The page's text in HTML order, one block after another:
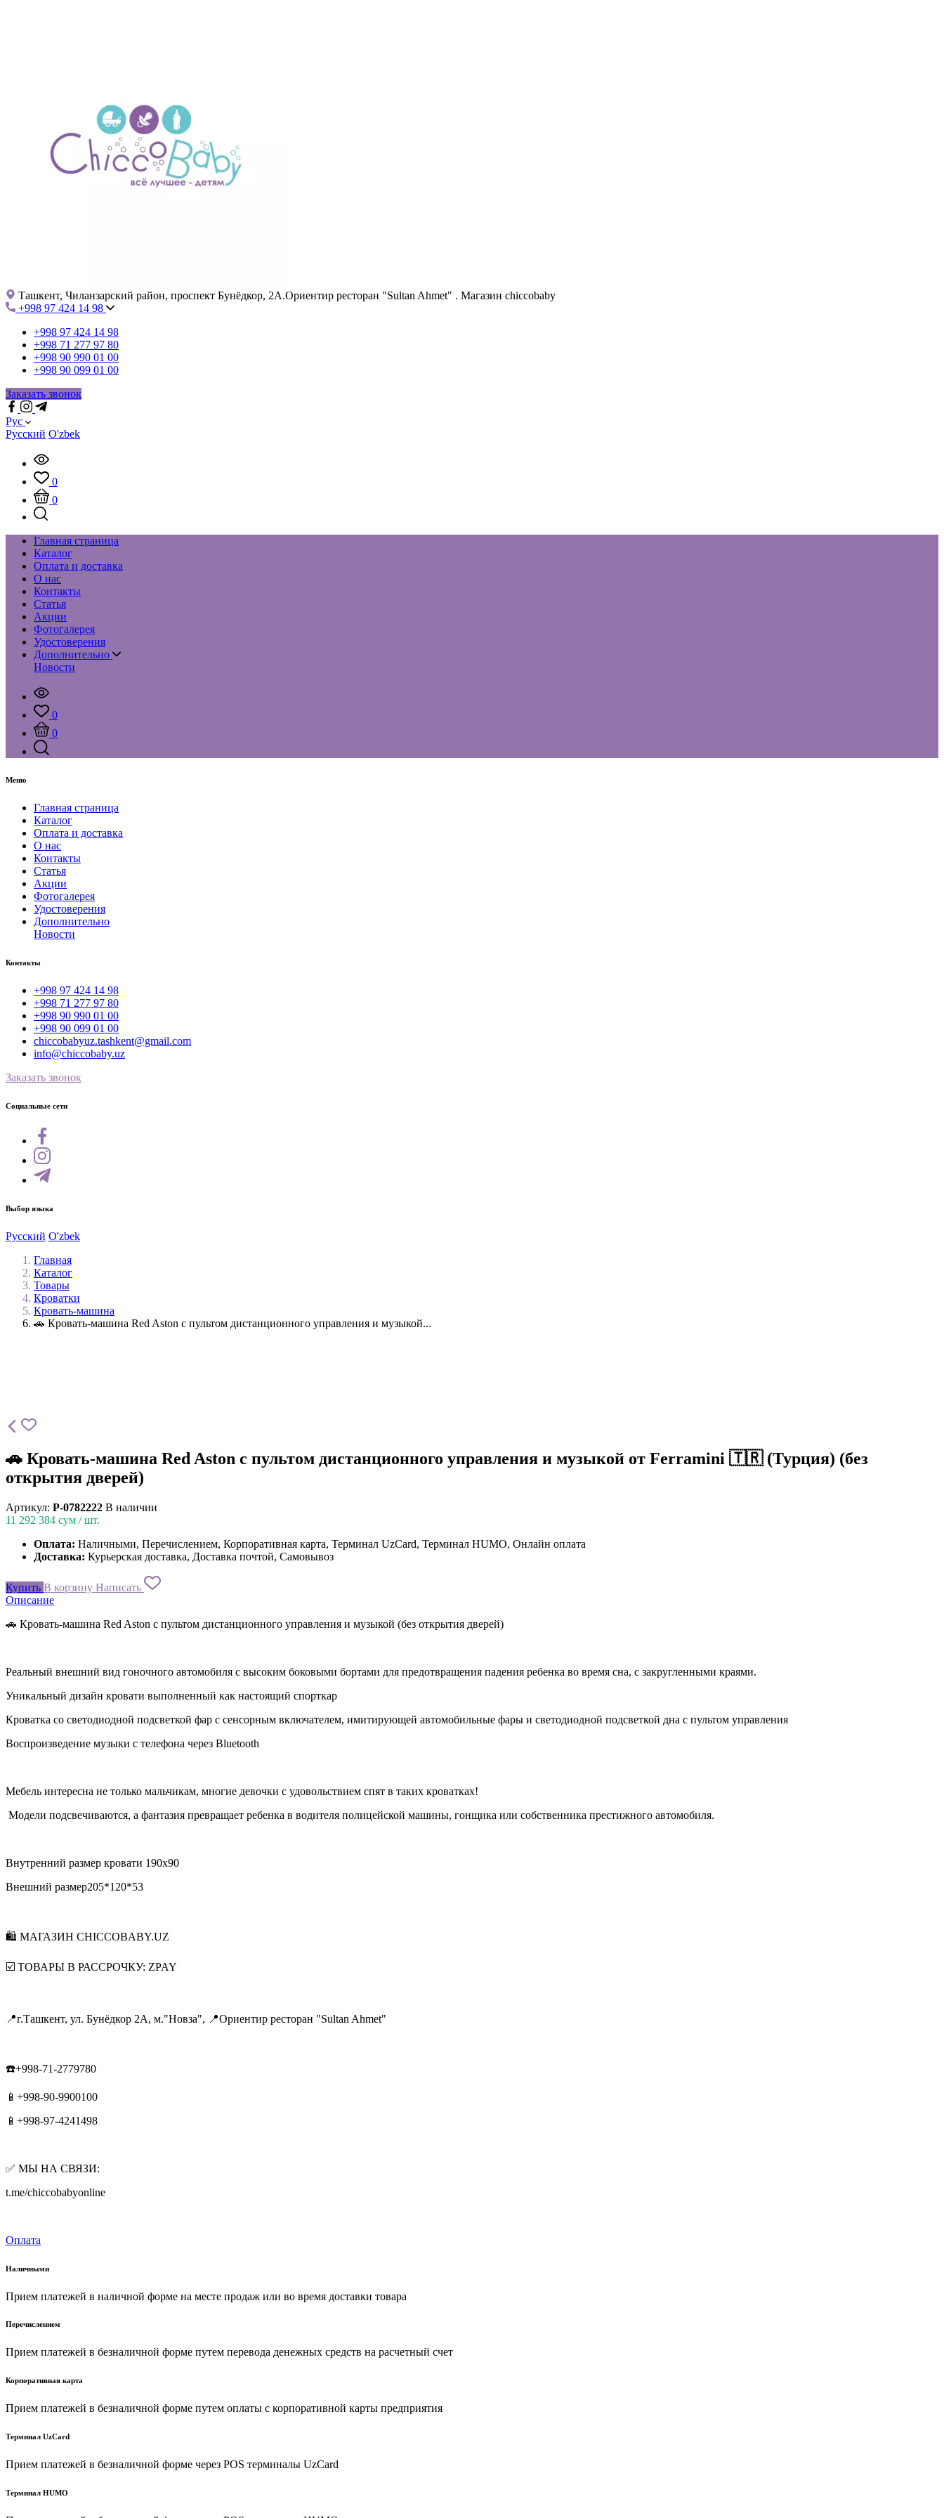
Ташкент, Чиланзарский район, проспект Бунёдкор, 2А.Ориентир ресторан "Sultan Ahmet" . Магазин chiccobaby
+998 97 424 14 98
+998 97 424 14 98
+998 71 277 97 80
+998 90 990 01 00
+998 90 099 01 00
Заказать звонок
Рус
Русский O'zbek
0
0
Главная страница
Каталог
Оплата и доставка
О нас
Контакты
Статья
Акции
Фотогалерея
Удостоверения
Дополнительно
Новости
0
0
Меню
Главная страница
Каталог
Оплата и доставка
О нас
Контакты
Статья
Акции
Фотогалерея
Удостоверения
Дополнительно
Новости
Контакты
+998 97 424 14 98
+998 71 277 97 80
+998 90 990 01 00
+998 90 099 01 00
chiccobabyuz.tashkent@gmail.com
info@chiccobaby.uz
Заказать звонок
Социальные сети
Выбор языка
Русский O'zbek
Главная
Каталог
Товары
Кроватки
Кровать-машина
🚗 Кровать-машина Red Aston с пультом дистанционного управления и музыкой...
🚗 Кровать-машина Red Aston с пультом дистанционного управления и музыкой от Ferramini 🇹🇷 (Турция) (без
открытия дверей)
Артикул: P-0782222 В наличии
11 292 384 сум / шт.
Оплата: Наличными, Перечислением, Корпоративная карта, Терминал UzCard, Терминал HUMO, Онлайн оплата
Доставка: Курьерская доставка, Доставка почтой, Самовывоз
Купить В корзину Написать
Описание
🚗 Кровать-машина Red Aston с пультом дистанционного управления и музыкой (без открытия дверей)
Реальный внешний вид гоночного автомобиля с высоким боковыми бортами для предотвращения падения ребенка во время сна, с закругленными краями.
Уникальный дизайн кровати выполненный как настоящий спорткар
Кроватка со светодиодной подсветкой фар с сенсорным включателем, имитирующей автомобильные фары и светодиодной подсветкой дна с пультом управления
Воспроизведение музыки с телефона через Bluetooth
Мебель интересна не только мальчикам, многие девочки с удовольствием спят в таких кроватках!
Модели подсвечиваются, а фантазия превращает ребенка в водителя полицейской машины, гонщика или собственника престижного автомобиля.
Внутренний размер кровати 190x90
Внешний размер205*120*53
🛍 МАГАЗИН CHICCOBABY.UZ
☑️ ТОВАРЫ В РАССРОЧКУ: ZPAY
📍г.Ташкент, ул. Бунёдкор 2А, м."Новза", 📍Ориентир ресторан "Sultan Ahmet"
☎️+998-71-2779780
📱+998-90-9900100
📱+998-97-4241498
✅ МЫ НА СВЯЗИ:
t.me/chiccobabyonline
Оплата
Наличными
Прием платежей в наличной форме на месте продаж или во время доставки товара
Перечислением
Прием платежей в безналичной форме путем перевода денежных средств на расчетный счет
Корпоративная карта
Прием платежей в безналичной форме путем оплаты с корпоративной карты предприятия
Терминал UzCard
Прием платежей в безналичной форме через POS терминалы UzCard
Терминал HUMO